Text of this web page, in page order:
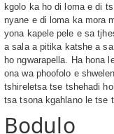
kgolo ka ho di loma e di
nyane e di loma ka mora
yona kapele pele e sa
a sala a pitika katshe a
ho ngwarapella. Ha hona
ona wa phoofolo e
tshireletsa tse tshehadi
tsa tsona kgahlano le tse
Bodulo